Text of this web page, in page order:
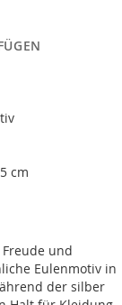
cm
und
Eulenmotiv in
der silber